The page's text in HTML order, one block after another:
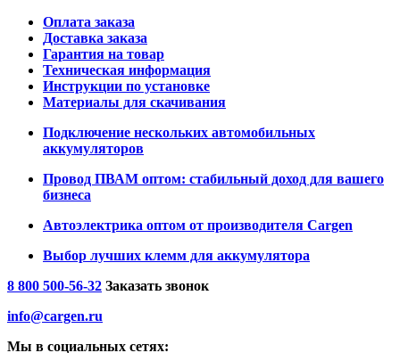
Оплата заказа
Доставка заказа
Гарантия на товар
Техническая информация
Инструкции по установке
Материалы для скачивания
Подключение нескольких автомобильных
аккумуляторов
Провод ПВАМ оптом: стабильный доход для вашего
бизнеса
Автоэлектрика оптом от производителя Cargen
Выбор лучших клемм для аккумулятора
8 800 500-56-32 Заказать звонок
info@cargen.ru
Мы в социальных сетях: